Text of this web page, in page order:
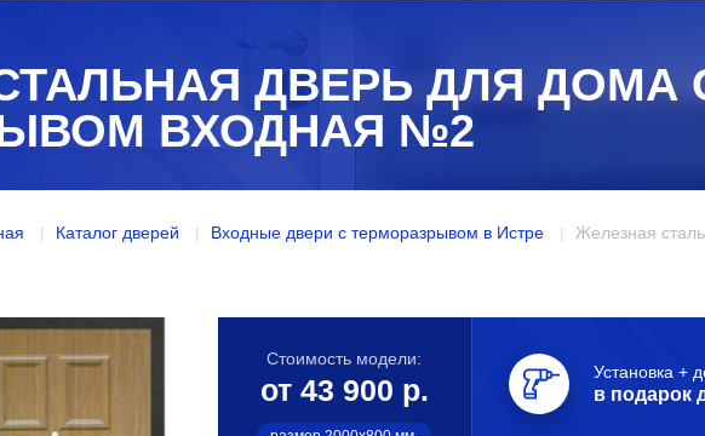
ДВЕРЬ ДЛЯ ДОМА
ВХОДНАЯ №2
Каталог дверей Входные двери с терморазрывом в Истре Железная
Стоимость модели:
от 43 900 р.
Установка +
в подарок